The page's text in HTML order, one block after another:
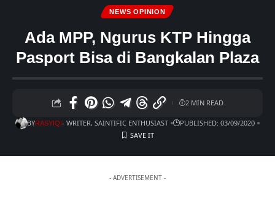
NEWS OPINION
Ada MPP, Ngurus KTP Hingga
Pasport Bisa di Bangkalan Plaza
BYRASYIQI- WRITER, SAINTIFIC ENTHUSIAST PUBLISHED: 03/09/2020
2 MIN READ
- ADVERTISEMENT -